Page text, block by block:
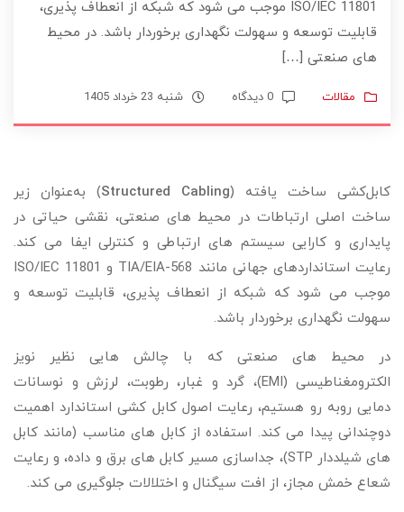
ISO/IEC 11801 موجب می‌ شود که شبکه از انعطاف‌ پذیری،
قابلیت توسعه و سهولت نگهداری برخوردار باشد. در محیط‌
های صنعتی […]
مقالات 0 دیدگاه شنبه 23 خرداد 1405
کابل‌کشی ساخت‌ یافته (Structured Cabling) به‌عنوان زیر
ساخت اصلی ارتباطات در محیط‌ های صنعتی، نقشی حیاتی در
پایداری و کارایی سیستم‌ های ارتباطی و کنترلی ایفا می‌ کند.
رعایت استانداردهای جهانی مانند TIA/EIA-568 و ISO/IEC 11801
موجب می‌ شود که شبکه از انعطاف‌ پذیری، قابلیت توسعه و
سهولت نگهداری برخوردار باشد.
در محیط‌ های صنعتی که با چالش‌ هایی نظیر نویز
الکترومغناطیسی (EMI)، گرد و غبار، رطوبت، لرزش و نوسانات
دمایی روبه‌ رو هستیم، رعایت اصول کابل‌ کشی استاندارد اهمیت
دوچندانی پیدا می‌ کند. استفاده از کابل‌ های مناسب (مانند کابل‌
های شیلددار STP)، جداسازی مسیر کابل‌ های برق و داده، و رعایت
شعاع خمش مجاز، از افت سیگنال و اختلالات جلوگیری می‌ کند.